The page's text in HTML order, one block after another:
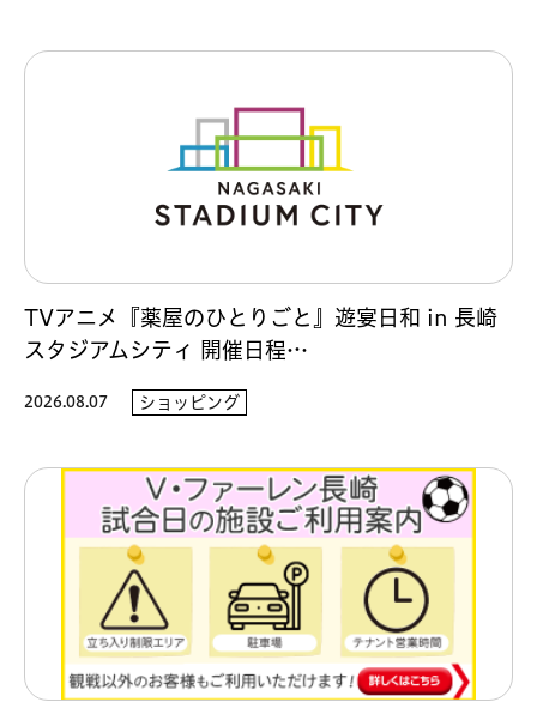
TVアニメ『薬屋のひとりごと』遊宴日和 in 長崎
スタジアムシティ 開催日程…
2026.08.07 ショッピング